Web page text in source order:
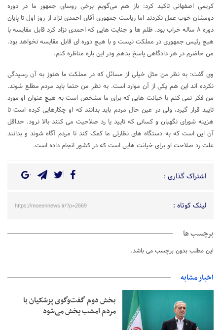
کریمی اصفهانی تاکید کرد: باز هم می‌گویم برخی روسای جمهور ما در دوره
دومشان خوب عمل نکردند اما ریاست جمهوری آقای احمدی نژاد از روز اول تا پایان
دوره ۸ ساله خراب بود. ظلم ها و جنایت هایی که احمدی نژاد کرد قابل مقایسه با
هیچ رئیس جمهوری در مملکت نیست و با هیچ دوره ای قابل مقایسه نخواهد بود.
من حاضرم در هر دادگاهی پاسخ بدهم ودر این باره مناظره کنم.
وی گفت: به نظر من مثل خیلی از مسائل که در مملکت ما هنوز به آن رسیدگی
نکرده اند این هم یکی از آن موارد است. به نظر من حتما باید مردم مطلع شوند.
من فکر نمی کنم با خیانت هایی که برای ما مشخص است به هیچ عنوان او مورد
تایید قرار گیرد، ولی در عین حال مردم باید بدانند که او چکارهایی کرده است تا
هزینه شورای نگهبان و کسانی که تایید یا رد صلاحیت می کنند بالا نرود. حداقل
آن این است که به دستگاه های نظارتی ما کمک کند تا مردم آگاه شوند و بدانند
علت رد صلاحت او برای خیانت هایی است که در کشور انجام داده است.
اشتراک گذاری :
لینک کوتاه : https://moeennews.ir/?p=2669
برچسب ها
این مطلب بدون برچسب می باشد.
اخبار مشابه
بخش دوم گفت‌وگوی پزشکیان با
مردم امشب پخش می‌شود